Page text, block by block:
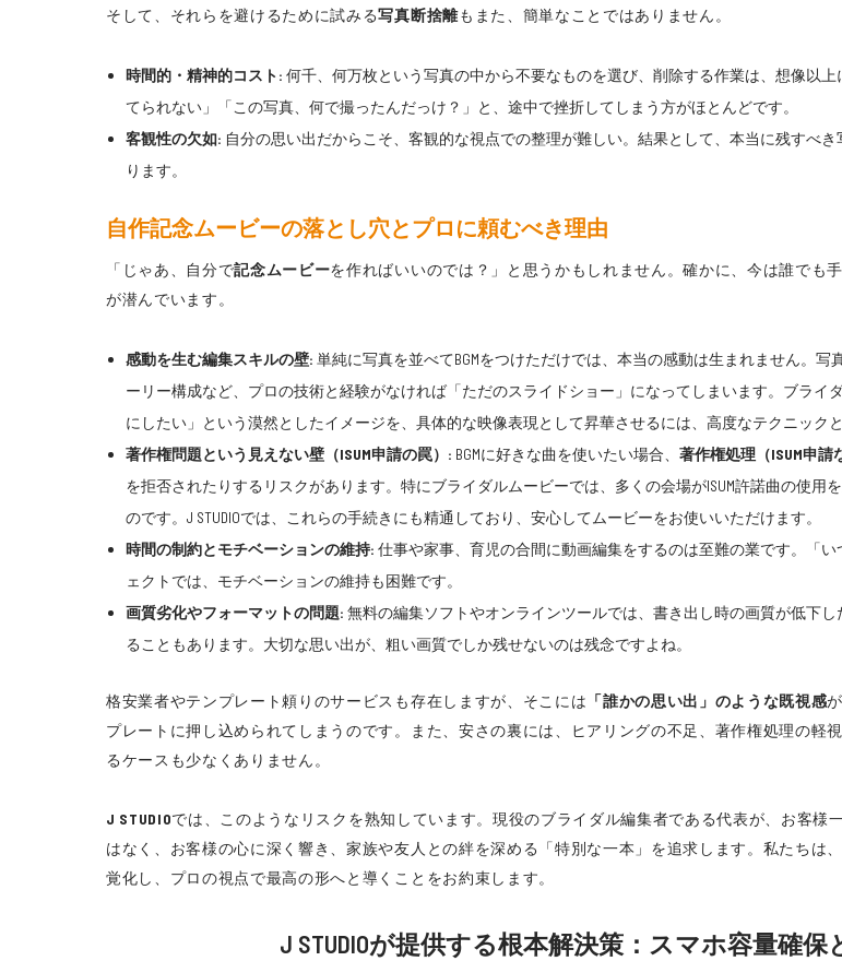
そして、それらを避けるために試みる写真断捨離もまた、簡単なことではありません。
時間的・精神的コスト: 何千、何万枚という写真の中から不要なものを選び、削除する作業は、想像以
てられない」「この写真、何で撮ったんだっけ？」と、途中で挫折してしまう方がほとんどです。
客観性の欠如: 自分の思い出だからこそ、客観的な視点での整理が難しい。結果として、本当に残すべ
ります。
自作記念ムービーの落とし穴とプロに頼むべき理由
「じゃあ、自分で記念ムービーを作ればいいのでは？」と思うかもしれません。確かに、今は誰でも
が潜んでいます。
感動を生む編集スキルの壁: 単純に写真を並べてBGMをつけただけでは、本当の感動は生まれません。
ーリー構成など、プロの技術と経験がなければ「ただのスライドショー」になってしまいます。ブラ
にしたい」という漠然としたイメージを、具体的な映像表現として昇華させるには、高度なテクニック
著作権問題という見えない壁（ISUM申請の罠）: BGMに好きな曲を使いたい場合、 著作権処理（ISUM申請
を拒否されたりするリスクがあります。特にブライダルムービーでは、多くの会場がISUM許諾曲の使
のです。J STUDIOでは、これらの手続きにも精通しており、安心してムービーをお使いいただけます。
時間の制約とモチベーションの維持: 仕事や家事、育児の合間に動画編集をするのは至難の業です。「
ェクトでは、モチベーションの維持も困難です。
画質劣化やフォーマットの問題: 無料の編集ソフトやオンラインツールでは、書き出し時の画質が低下
ることもあります。大切な思い出が、粗い画質でしか残せないのは残念ですよね。
格安業者やテンプレート頼りのサービスも存在しますが、そこには 「誰かの思い出」のような既視感
プレートに押し込められてしまうのです。また、安さの裏には、ヒアリングの不足、著作権処理の
るケースも少なくありません。
J STUDIOでは、このようなリスクを熟知しています。現役のブライダル編集者である代表が、お客
はなく、お客様の心に深く響き、家族や友人との絆を深める「特別な一本」を追求します。私たちは
覚化し、プロの視点で最高の形へと導くことをお約束します。
J STUDIOが提供する根本解決策：スマホ容量確